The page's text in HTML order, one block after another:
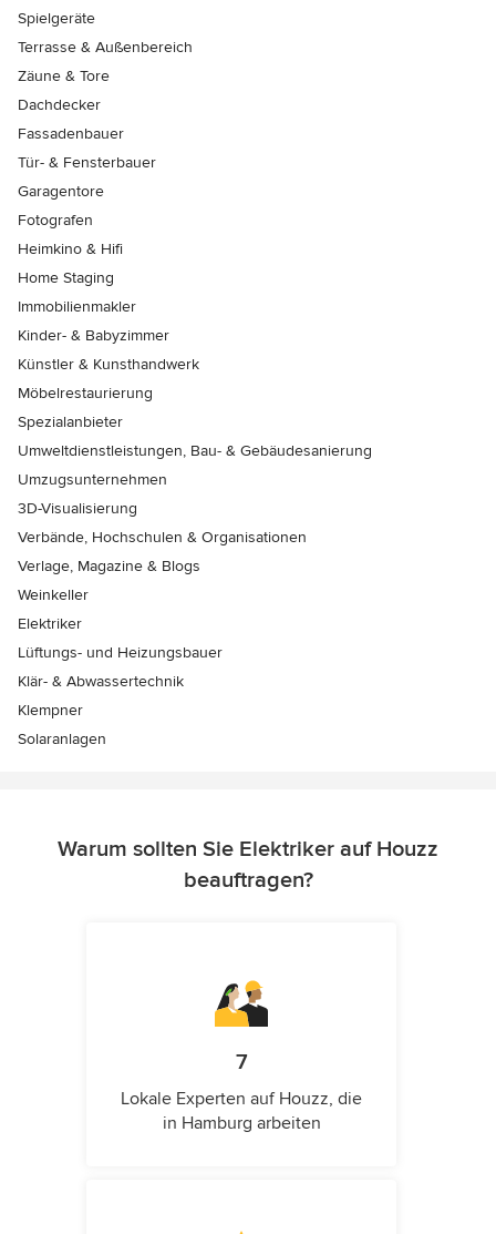
Spielgeräte
Terrasse & Außenbereich
Zäune & Tore
Dachdecker
Fassadenbauer
Tür- & Fensterbauer
Garagentore
Fotografen
Heimkino & Hifi
Home Staging
Immobilienmakler
Kinder- & Babyzimmer
Künstler & Kunsthandwerk
Möbelrestaurierung
Spezialanbieter
Umweltdienstleistungen, Bau- & Gebäudesanierung
Umzugsunternehmen
3D-Visualisierung
Verbände, Hochschulen & Organisationen
Verlage, Magazine & Blogs
Weinkeller
Elektriker
Lüftungs- und Heizungsbauer
Klär- & Abwassertechnik
Klempner
Solaranlagen
Warum sollten Sie Elektriker auf Houzz
beauftragen?
7
Lokale Experten auf Houzz, die
in Hamburg arbeiten